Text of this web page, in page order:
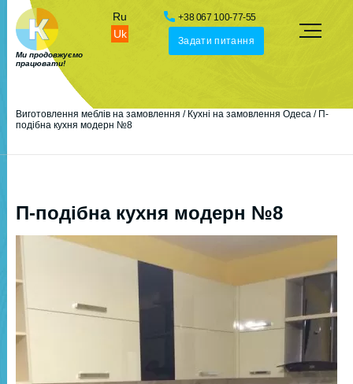
Ми продовжуємо
працювати!
Uk
Ru +38 067 100-77-55
Задати питання
Виготовлення меблів на замовлення / Кухні на замовлення Одеса / П-
подібна кухня модерн №8
П-подібна кухня модерн №8